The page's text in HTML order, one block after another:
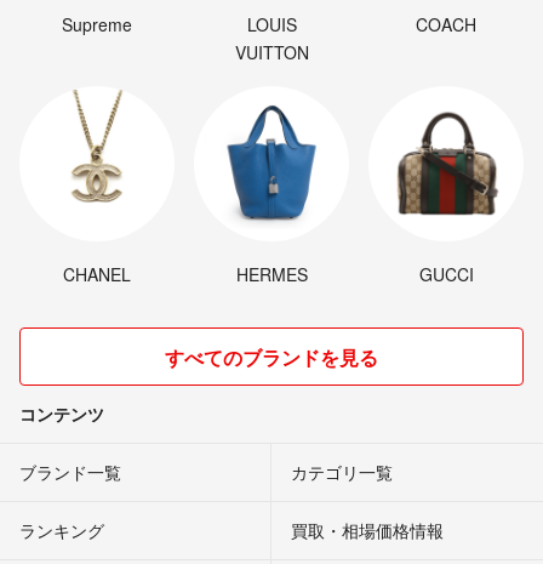
Supreme
LOUIS
VUITTON
COACH
CHANEL HERMES GUCCI
すべてのブランドを見る
コンテンツ
ブランド一覧 カテゴリ一覧
ランキング 買取・相場価格情報